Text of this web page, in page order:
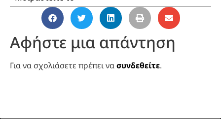
Αφήστε μια απάντηση
Για να σχολιάσετε πρέπει νασυνδεθείτε.